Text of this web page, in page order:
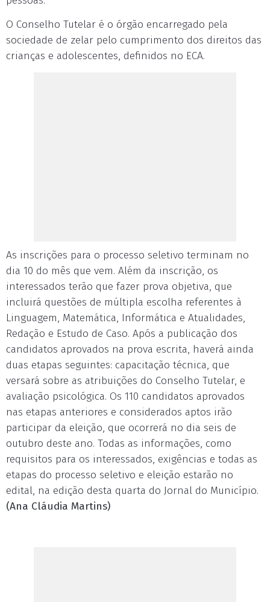
O Conselho Tutelar é o órgão encarregado pela
sociedade de zelar pelo cumprimento dos direitos das
crianças e adolescentes, definidos no ECA.
As inscrições para o processo seletivo terminam no
dia 10 do mês que vem. Além da inscrição, os
interessados terão que fazer prova objetiva, que
incluirá questões de múltipla escolha referentes à
Linguagem, Matemática, Informática e Atualidades,
Redação e Estudo de Caso. Após a publicação dos
candidatos aprovados na prova escrita, haverá ainda
duas etapas seguintes: capacitação técnica, que
versará sobre as atribuições do Conselho Tutelar, e
avaliação psicológica. Os 110 candidatos aprovados
nas etapas anteriores e considerados aptos irão
participar da eleição, que ocorrerá no dia seis de
outubro deste ano. Todas as informações, como
requisitos para os interessados, exigências e todas as
etapas do processo seletivo e eleição estarão no
edital, na edição desta quarta do Jornal do Município.
(Ana Cláudia Martins)